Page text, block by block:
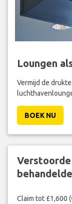
Loungen
Vermijd de
BOEK NU
Claim tot £1,600